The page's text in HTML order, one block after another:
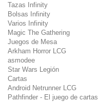
Tazas Infinity
Bolsas Infinity
Varios Infinity
Magic The Gathering
Juegos de Mesa
Arkham Horror LCG
asmodee
Star Wars Legión
Cartas
Android Netrunner LCG
Pathfinder - El juego de cartas